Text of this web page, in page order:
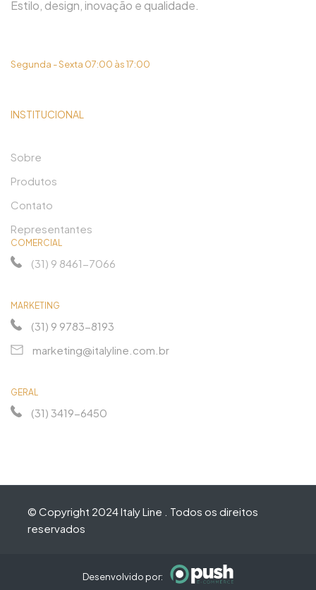
Estilo, design, inovação e qualidade.
Segunda - Sexta 07:00 às 17:00
INSTITUCIONAL
Sobre
Produtos
Contato
Representantes
COMERCIAL
(31) 9 8461-7066
MARKETING
(31) 9 9783-8193
marketing@italyline.com.br
GERAL
(31) 3419-6450
© Copyright 2024 Italy Line . Todos os direitos
reservados
Desenvolvido por: